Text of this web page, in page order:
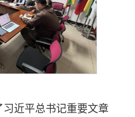
近平总书记重要文章